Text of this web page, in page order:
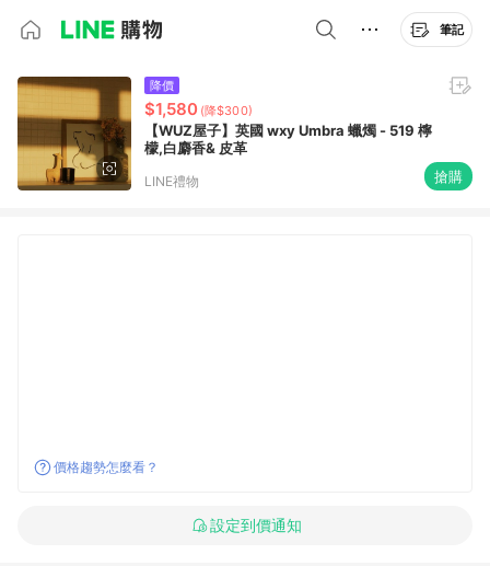
筆記
降價
$1,580 (降$300)
【WUZ屋子】英國 wxy Umbra 蠟燭 - 519 檸
檬,白麝香& 皮革
LINE禮物 搶購
價格趨勢怎麼看？
設定到價通知